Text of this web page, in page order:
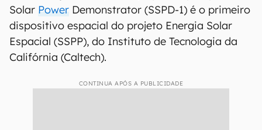
Solar Power Demonstrator (SSPD-1) é o primeiro
dispositivo espacial do projeto Energia Solar
Espacial (SSPP), do Instituto de Tecnologia da
Califórnia (Caltech).
CONTINUA APÓS A PUBLICIDADE